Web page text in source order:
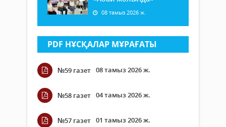
08 тамыз 2026 ж.
PDF НҰСҚАЛАР МҰРАҒАТЫ
№59 газет 08 тамыз 2026 ж.
№58 газет 04 тамыз 2026 ж.
№57 газет 01 тамыз 2026 ж.